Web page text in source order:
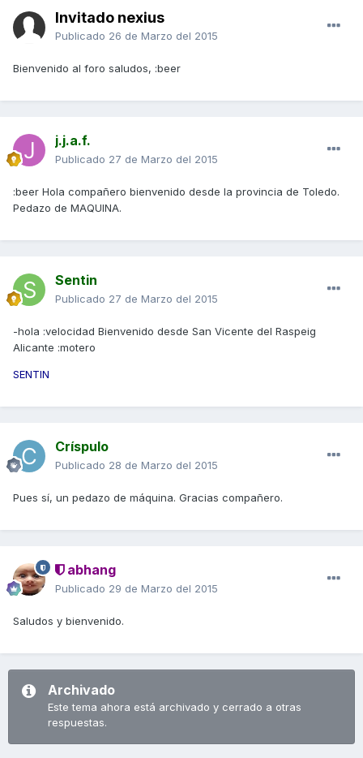
Invitado nexius
Publicado 26 de Marzo del 2015
Bienvenido al foro saludos, :beer
j.j.a.f.
Publicado 27 de Marzo del 2015
:beer Hola compañero bienvenido desde la provincia de Toledo.
Pedazo de MAQUINA.
Sentin
Publicado 27 de Marzo del 2015
-hola :velocidad Bienvenido desde San Vicente del Raspeig
Alicante :motero
SENTIN
Críspulo
Publicado 28 de Marzo del 2015
Pues sí, un pedazo de máquina. Gracias compañero.
abhang
Publicado 29 de Marzo del 2015
Saludos y bienvenido.
Archivado
Este tema ahora está archivado y cerrado a otras
respuestas.